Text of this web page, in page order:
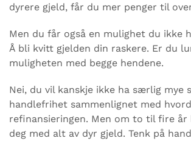
dyrere gjeld, får du mer penger til
Men du får også en mulighet du ikke
Å bli kvitt gjelden din raskere. Er du
muligheten med begge hendene.
Nei, du vil kanskje ikke ha særlig mye
handlefrihet sammenlignet med
refinansieringen. Men om to til fire
deg med alt av dyr gjeld. Tenk på